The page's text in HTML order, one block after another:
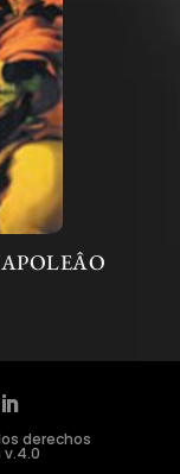
derechos
v.4.0